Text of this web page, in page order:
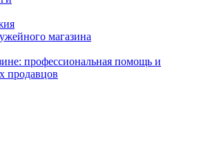
магазина
профессиональная помощь и
продавцов